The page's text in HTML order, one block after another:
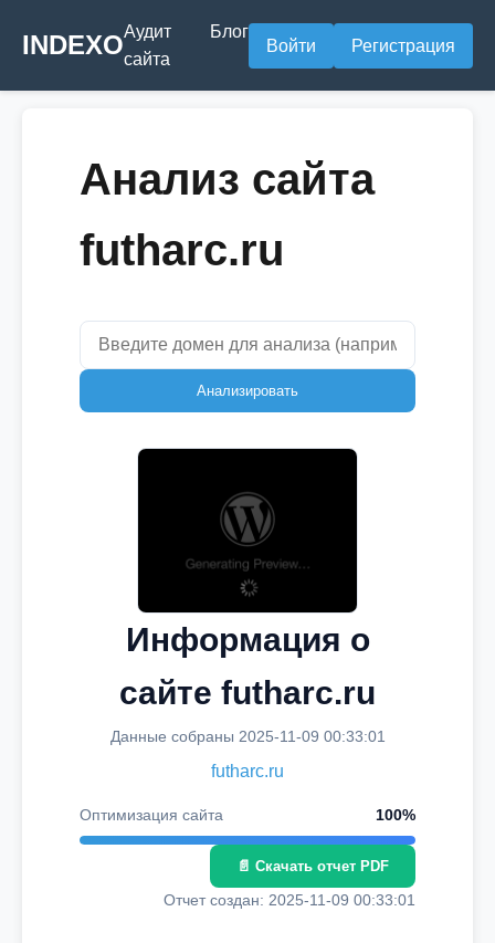
INDEXOАудит
сайта
Блог
Войти Регистрация
Анализ сайта
futharc.ru
Анализировать
Информация о
сайте futharc.ru
Данные собраны 2025-11-09 00:33:01
futharc.ru
Оптимизация сайта 100%
📄 Скачать отчет PDF
Отчет создан: 2025-11-09 00:33:01